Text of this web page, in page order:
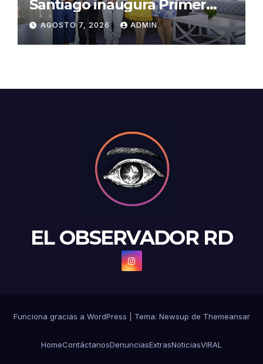
Santiago inaugura Primer
Congreso de Artesanos de
Santiago
AGOSTO 7, 2026 ADMIN
EL OBSERVADOR RD
Funciona gracias a WordPress Tema: Newsup de Themeansar
HomeContáctanosDenunciasExtrasNoticiasVIRAL